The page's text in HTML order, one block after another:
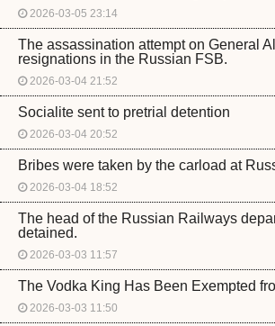
2026-03-05 23:14
The assassination attempt on General
resignations in the Russian FSB.
2026-03-04 21:52
Socialite sent to pretrial detention
2026-03-04 20:52
Bribes were taken by the carload at
2026-03-04 18:52
The head of the Russian Railways
detained.
2026-03-03 11:57
The Vodka King Has Been Exempted
2026-03-03 11:50